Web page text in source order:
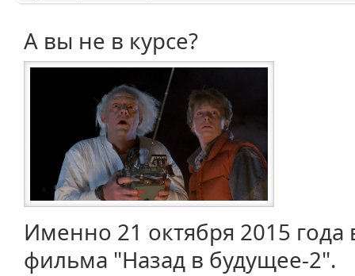
А вы не в курсе?
Именно 21 октября 2015 года
фильма "Назад в будущее-2".